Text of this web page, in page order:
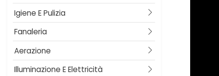
Igiene E Pulizia
Fanaleria
Aerazione
Illuminazione E Elettricità